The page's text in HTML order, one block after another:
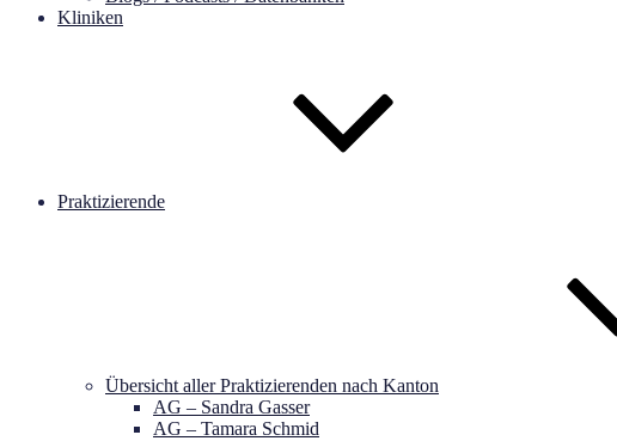
Kliniken
Praktizierende
Übersicht aller Praktizierenden nach Kanton
AG – Sandra Gasser
AG – Tamara Schmid